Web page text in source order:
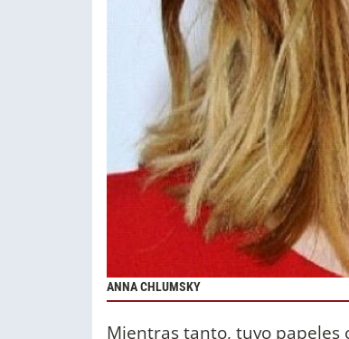
ANNA CHLUMSKY
Mientras tanto, tuvo papeles